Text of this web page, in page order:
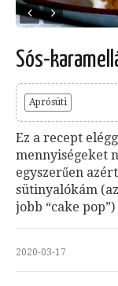
Sós-
Aprósüti
Ez a recept
mennyiségeket
egyszerűen
sütinyalókám
jobb “cake
2020-03-17